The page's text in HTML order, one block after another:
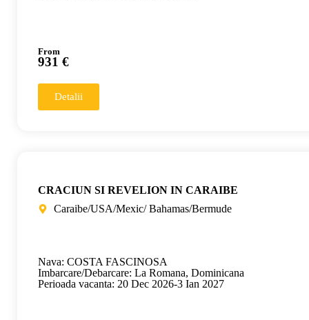
From
931 €
Detalii
CRACIUN SI REVELION IN CARAIBE
Caraibe/USA/Mexic/ Bahamas/Bermude
Nava: COSTA FASCINOSA
Imbarcare/Debarcare: La Romana, Dominicana
Perioada vacanta: 20 Dec 2026-3 Ian 2027